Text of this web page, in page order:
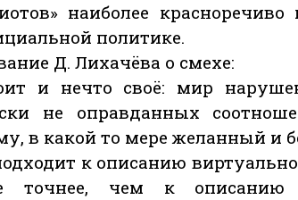
наиболее
политике.
Д. Лихачёва о смехе:
и нечто своё: мир
не оправданных
в какой то мере желанный и
к описанию
чем к описанию